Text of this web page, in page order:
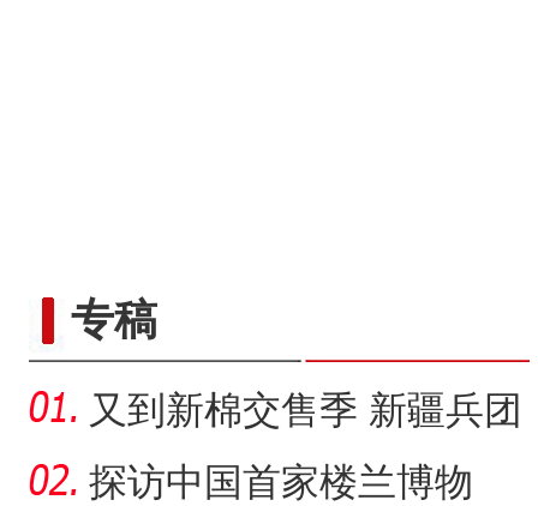
专稿
又到新棉交售季 新疆兵团
落实棉花质量追溯成效几
探访中国首家楼兰博物